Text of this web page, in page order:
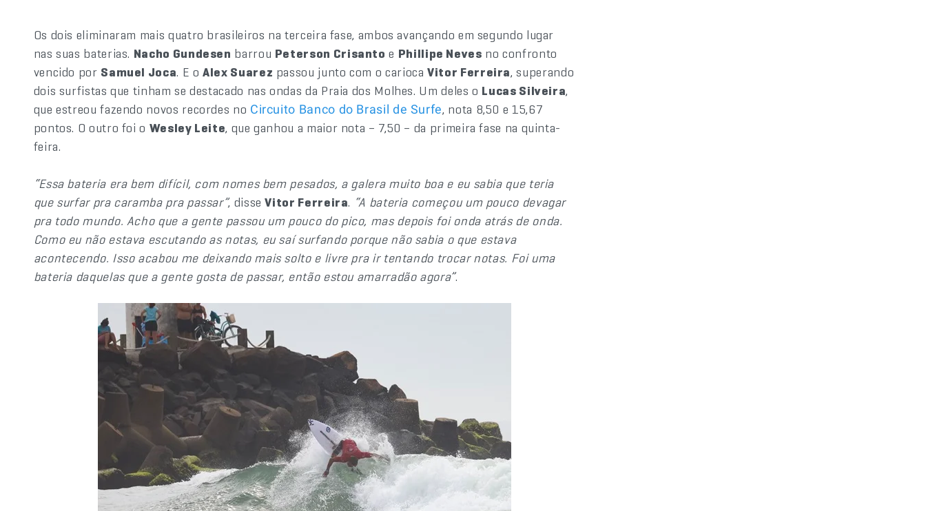
Os dois eliminaram mais quatro brasileiros na terceira fase, ambos avançando em segundo lugar
nas suas baterias. Nacho Gundesen barrou Peterson Crisanto e Phillipe Neves no confronto
vencido por Samuel Joca. E oAlex Suarez passou junto com o cariocaVitor Ferreira, superando
dois surfistas que tinham se destacado nas ondas da Praia dos Molhes. Um deles o Lucas Silveira,
que estreou fazendo novos recordes no Circuito Banco do Brasil de Surfe, nota 8,50 e 15,67
pontos. O outro foi o Wesley Leite, que ganhou a maior nota – 7,50 – da primeira fase na quinta-
feira.
“Essa bateria era bem difícil, com nomes bem pesados, a galera muito boa e eu sabia que teria
que surfar pra caramba pra passar”, disseVitor Ferreira. “A bateria começou um pouco devagar
pra todo mundo. Acho que a gente passou um pouco do pico, mas depois foi onda atrás de onda.
Como eu não estava escutando as notas, eu saí surfando porque não sabia o que estava
acontecendo. Isso acabou me deixando mais solto e livre pra ir tentando trocar notas. Foi uma
bateria daquelas que a gente gosta de passar, então estou amarradão agora”.